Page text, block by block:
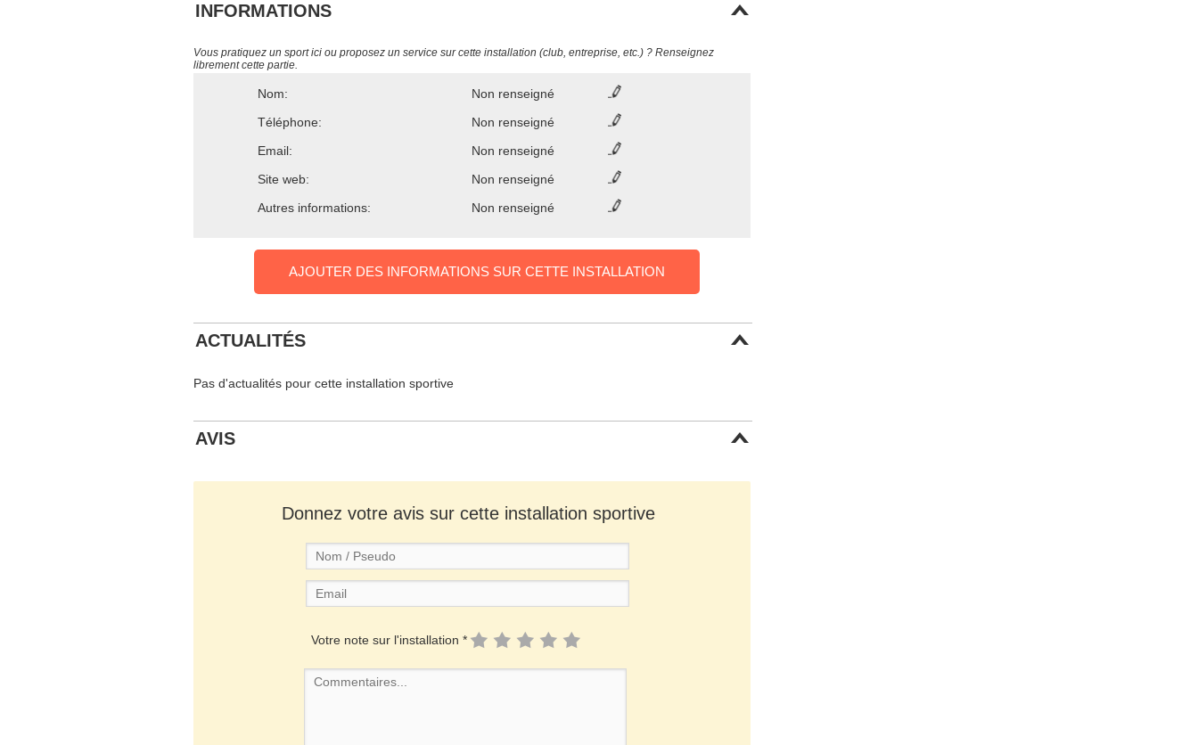
INFORMATIONS
Vous pratiquez un sport ici ou proposez un service sur cette installation (club, entreprise, etc.) ? Renseignez
librement cette partie.
Nom:
Non renseigné
Téléphone:
Non renseigné
Email:
Non renseigné
Site web:
Non renseigné
Autres informations:
Non renseigné
AJOUTER DES INFORMATIONS SUR CETTE INSTALLATION
ACTUALITÉS
Pas d'actualités pour cette installation sportive
AVIS
Donnez votre avis sur cette installation sportive
Votre note sur l'installation *